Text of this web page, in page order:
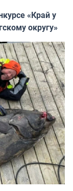
«Край у
округу»